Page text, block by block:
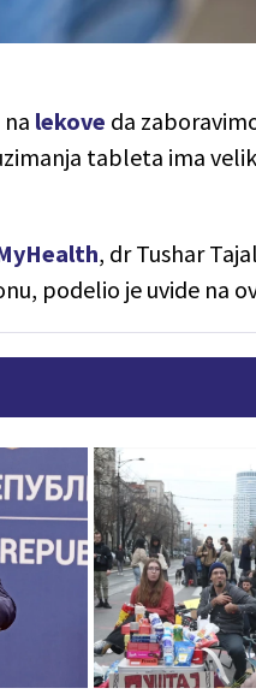
lekove da
tableta ima
, dr Tushar
podelio je uvide na